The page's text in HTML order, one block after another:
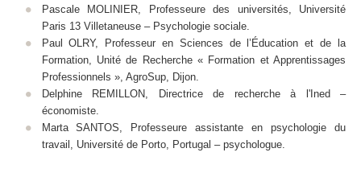
Pascale MOLINIER, Professeure des universités, Université
Paris 13 Villetaneuse – Psychologie sociale.
Paul OLRY, Professeur en Sciences de l’Éducation et de la
Formation, Unité de Recherche « Formation et Apprentissages
Professionnels », AgroSup, Dijon.
Delphine REMILLON, Directrice de recherche à l'Ined –
économiste.
Marta SANTOS, Professeure assistante en psychologie du
travail, Université de Porto, Portugal – psychologue.